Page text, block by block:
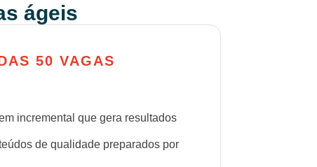
ágeis
50 VAGAS
incremental que gera resultados
de qualidade preparados por